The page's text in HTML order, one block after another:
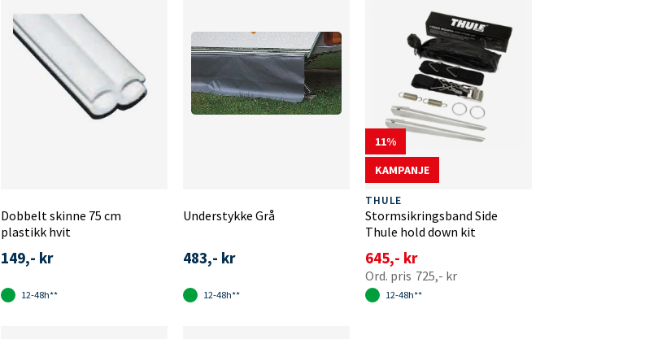
Dobbelt skinne 75 cm
plastikk hvit
149,- kr
12-48h**
Understykke Grå
483,- kr
12-48h**
11
KAMPANJE
THULE
Stormsikringsband Side
Thule hold down kit
645,- kr
725,- kr
12-48h**